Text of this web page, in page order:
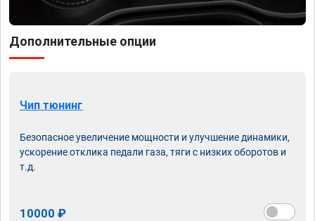
Дополнительные опции
Чип тюнинг
Безопасное увеличение мощности и улучшение динамики,
ускорение отклика педали газа, тяги с низких оборотов и
т.д.
10000 ₽